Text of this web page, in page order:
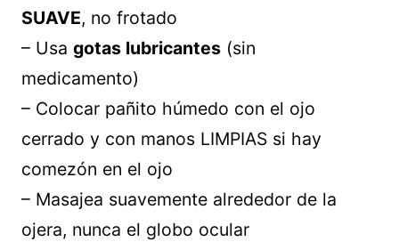
SUAVE, no frotado
– Usa gotas lubricantes (sin
medicamento)
– Colocar pañito húmedo con el ojo
cerrado y con manos LIMPIAS si hay
comezón en el ojo
– Masajea suavemente alrededor de la
ojera, nunca el globo ocular